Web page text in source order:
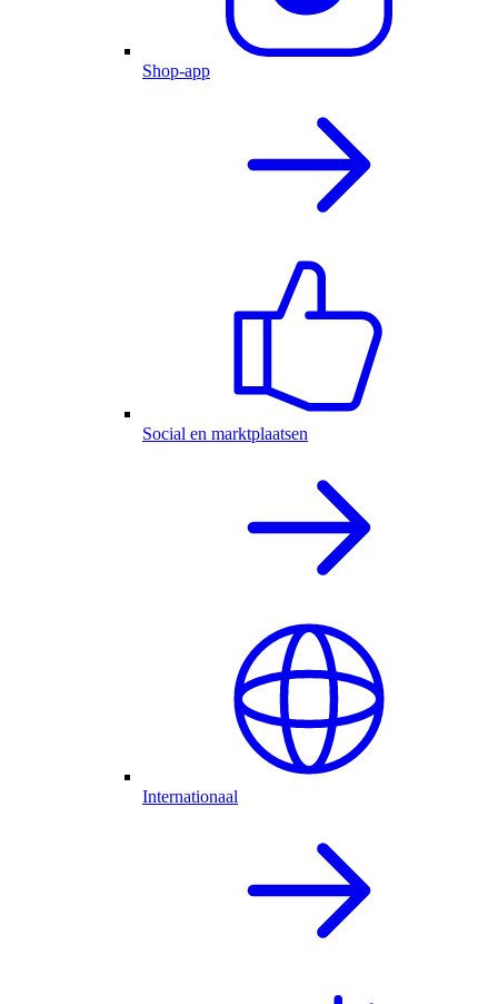
Shop-app
Social en marktplaatsen
Internationaal